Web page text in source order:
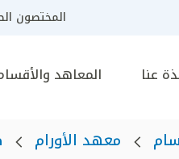
المختصون
عنا المعاهد
معهد الأورام